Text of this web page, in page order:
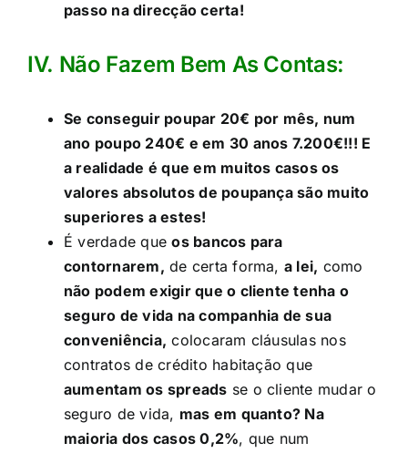
passo na direcção certa!
IV. Não Fazem Bem As Contas:​
Se conseguir poupar 20€ por mês, num
ano poupo 240€ e em 30 anos 7.200€!!! E
a realidade é que em muitos casos os
valores absolutos de poupança são muito
superiores a estes!
É verdade queos bancos para
contornarem, de certa forma, a lei, como
não podem exigir que o cliente tenha o
seguro de vida na companhia de sua
conveniência, colocaram cláusulas nos
contratos de crédito habitação que
aumentam os spreads se o cliente mudar o
seguro de vida, mas em quanto? Na
maioria dos casos 0,2%, que num